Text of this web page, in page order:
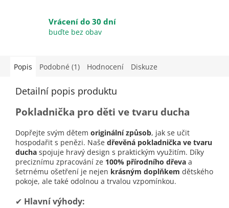
Vrácení do 30 dní
buďte bez obav
Popis Podobné (1) Hodnocení Diskuze
Detailní popis produktu
Pokladnička pro děti ve tvaru ducha
Dopřejte svým dětem originální způsob, jak se učit
hospodařit s penězi. Naše dřevěná pokladnička ve tvaru
ducha spojuje hravý design s praktickým využitím. Díky
preciznímu zpracování ze 100% přírodního dřeva a
šetrnému ošetření je nejen krásným doplňkem dětského
pokoje, ale také odolnou a trvalou vzpomínkou.
✔ Hlavní výhody: